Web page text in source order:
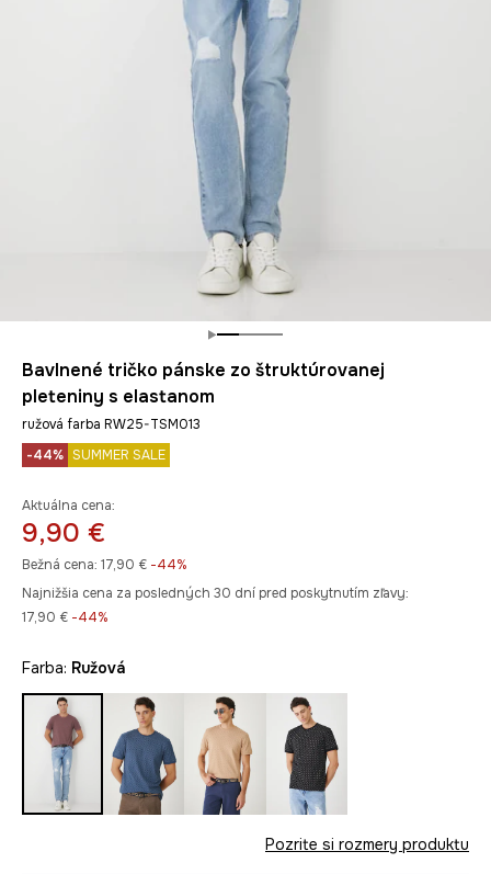
Bavlnené tričko pánske zo štruktúrovanej
pleteniny s elastanom
ružová farba RW25-TSM013
-44% SUMMER SALE
Aktuálna cena:
9,90 €
Bežná cena: 17,90 € -44%
Najnižšia cena za posledných 30 dní pred poskytnutím zľavy:
17,90 € -44%
Farba: ružová
Pozrite si rozmery produktu